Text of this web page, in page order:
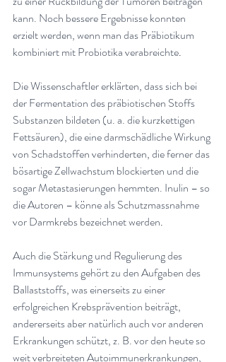
kann. Noch bessere Ergebnisse konnten
erzielt werden, wenn man das Präbiotikum
kombiniert mit Probiotika verabreichte.
Die Wissenschaftler erklärten, dass sich bei
der Fermentation des präbiotischen Stoffs
Substanzen bildeten (u. a. die kurzkettigen
Fettsäuren), die eine darmschädliche Wirkung
von Schadstoffen verhinderten, die ferner das
bösartige Zellwachstum blockierten und die
sogar Metastasierungen hemmten. Inulin – so
die Autoren – könne als Schutzmassnahme
vor Darmkrebs bezeichnet werden.
Auch die Stärkung und Regulierung des
Immunsystems gehört zu den Aufgaben des
Ballaststoffs, was einerseits zu einer
erfolgreichen Krebsprävention beiträgt,
andererseits aber natürlich auch vor anderen
Erkrankungen schützt, z. B. vor den heute so
weit verbreiteten Autoimmunerkrankungen,